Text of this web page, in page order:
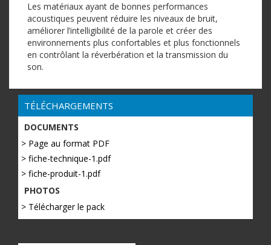
Les matériaux ayant de bonnes performances
acoustiques peuvent réduire les niveaux de bruit,
améliorer l’intelligibilité de la parole et créer des
environnements plus confortables et plus fonctionnels
en contrôlant la réverbération et la transmission du
son.
TÉLÉCHARGEMENTS
DOCUMENTS
> Page au format PDF
> fiche-technique-1.pdf
> fiche-produit-1.pdf
PHOTOS
> Télécharger le pack